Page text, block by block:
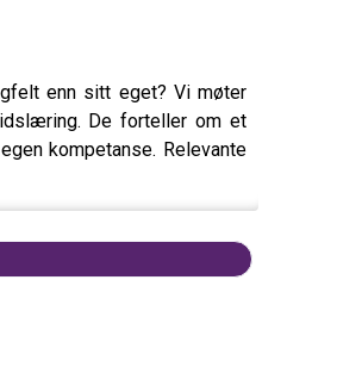
enn sitt eget? Vi møter
De forteller om et
kompetanse. Relevante